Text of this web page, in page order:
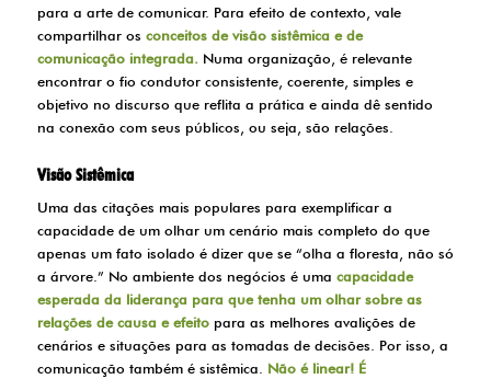
para a arte de comunicar. Para efeito de contexto, vale
compartilhar os conceitos de visão sistêmica e de
comunicação integrada. Numa organização, é relevante
encontrar o fio condutor consistente, coerente, simples e
objetivo no discurso que reflita a prática e ainda dê sentido
na conexão com seus públicos, ou seja, são relações.
Visão Sistêmica
Uma das citações mais populares para exemplificar a
capacidade de um olhar um cenário mais completo do que
apenas um fato isolado é dizer que se “olha a floresta, não só
a árvore.” No ambiente dos negócios é uma capacidade
esperada da liderança para que tenha um olhar sobre as
relações de causa e efeitopara as melhores avalições de
cenários e situações para as tomadas de decisões. Por isso, a
comunicação também é sistêmica. Não é linear! É